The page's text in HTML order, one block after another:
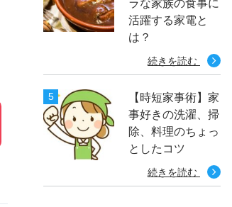
ラな家族の食事に
活躍する家電と
は？
続きを読む
【時短家事術】家
事好きの洗濯、掃
除、料理のちょっ
としたコツ
続きを読む